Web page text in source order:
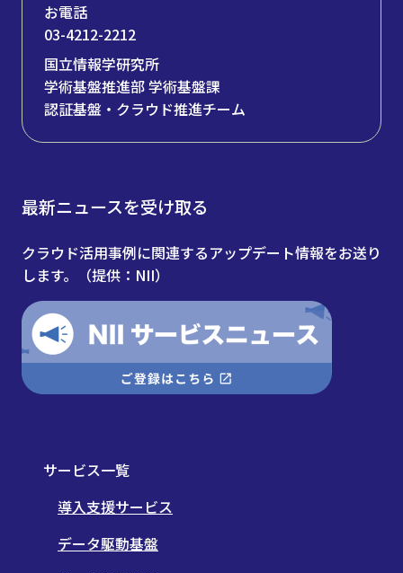
お電話
03-4212-2212
国立情報学研究所
学術基盤推進部 学術基盤課
認証基盤・クラウド推進チーム
最新ニュースを受け取る
クラウド活用事例に関連するアップデート情報をお送り
します。（提供：NII）
サービス一覧
導入支援サービス
データ駆動基盤